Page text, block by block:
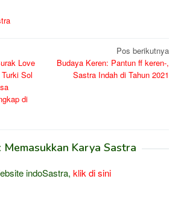
Love
Sol
di
Pos berikutnya
Budaya Keren: Pantun ff keren-,
Sastra Indah di Tahun 2021
Memasukkan Karya Sastra
indoSastra, klik di sini